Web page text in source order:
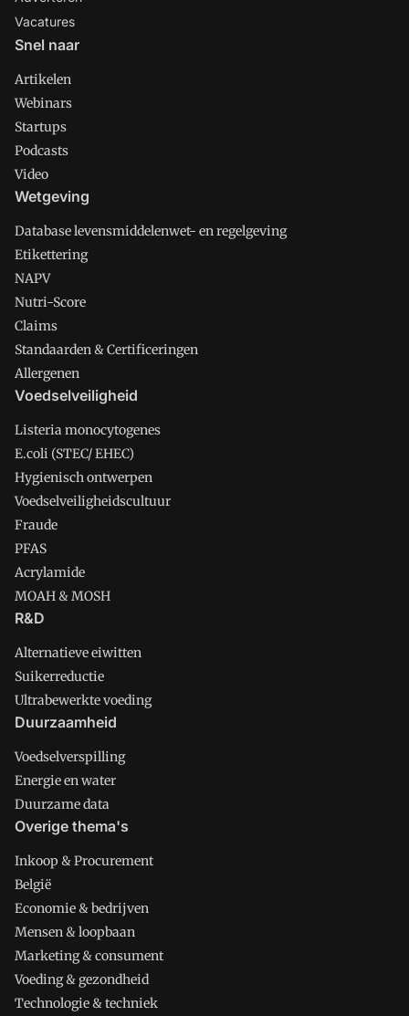
Vacatures
Snel naar
Artikelen
Webinars
Startups
Podcasts
Video
Wetgeving
Database levensmiddelenwet- en regelgeving
Etikettering
NAPV
Nutri-Score
Claims
Standaarden & Certificeringen
Allergenen
Voedselveiligheid
Listeria monocytogenes
E.coli (STEC/ EHEC)
Hygienisch ontwerpen
Voedselveiligheidscultuur
Fraude
PFAS
Acrylamide
MOAH & MOSH
R&D
Alternatieve eiwitten
Suikerreductie
Ultrabewerkte voeding
Duurzaamheid
Voedselverspilling
Energie en water
Duurzame data
Overige thema's
Inkoop & Procurement
België
Economie & bedrijven
Mensen & loopbaan
Marketing & consument
Voeding & gezondheid
Technologie & techniek